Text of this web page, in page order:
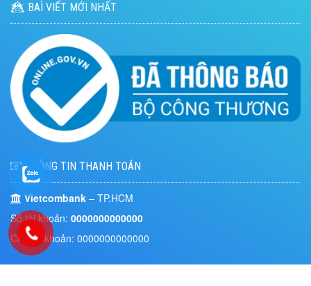
BAÌ VIẾT MỚI NHẤT
THÔNG TIN THANH TOÁN
Vietcombank – TP.HCM
Số tài khoản: 0000000000000
Chủ tài khoản: 0000000000000